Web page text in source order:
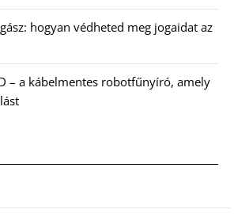
hogyan védheted meg jogaidat az
– a kábelmentes robotfűnyíró, amely